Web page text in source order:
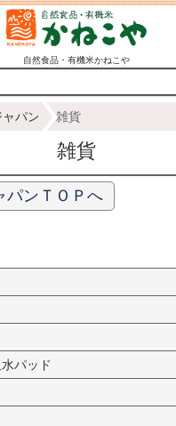
自然食品・有機米かねこや
パン 雑貨
雑貨
パンＴＯＰへ
パッド